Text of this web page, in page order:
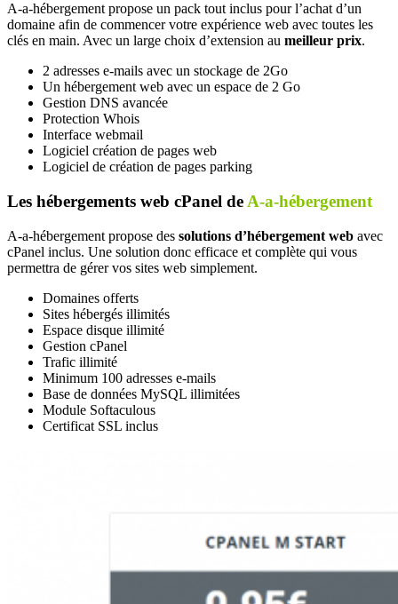
A-a-hébergement propose un pack tout inclus pour l’achat d’un
domaine afin de commencer votre expérience web avec toutes les
clés en main. Avec un large choix d’extension au meilleur prix.
2 adresses e-mails avec un stockage de 2Go
Un hébergement web avec un espace de 2 Go
Gestion DNS avancée
Protection Whois
Interface webmail
Logiciel création de pages web
Logiciel de création de pages parking
Les hébergements web cPanel de A-a-hébergement
A-a-hébergement propose des solutions d’hébergement web avec
cPanel inclus. Une solution donc efficace et complète qui vous
permettra de gérer vos sites web simplement.
Domaines offerts
Sites hébergés illimités
Espace disque illimité
Gestion cPanel
Trafic illimité
Minimum 100 adresses e-mails
Base de données MySQL illimitées
Module Softaculous
Certificat SSL inclus